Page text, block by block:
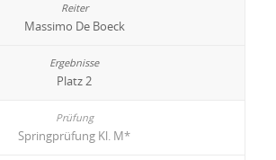
Massimo De Boeck
Platz 2
Springprüfung Kl. M*